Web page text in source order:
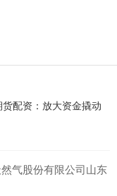
配资：放大资金撬动
气股份有限公司山东